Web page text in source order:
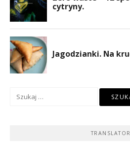
Szukaj:
TRANSLATOR